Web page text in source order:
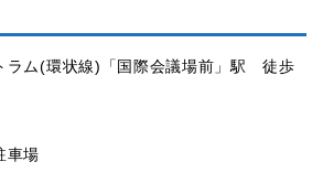
ラム(環状線)「国際会議場前」駅 徒歩
車場